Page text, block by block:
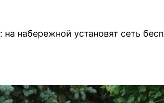
набережной установят сеть